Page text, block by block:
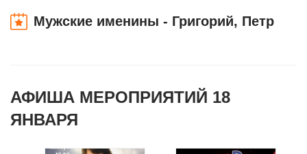
Мужские именины - Григорий, Петр
АФИША МЕРОПРИЯТИЙ 18
ЯНВАРЯ